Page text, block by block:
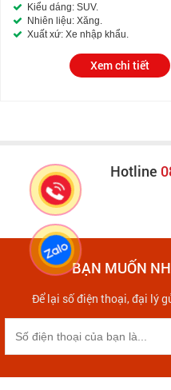
Kiểu dáng: SUV.
Nhiên liệu: Xăng.
Xuất xứ: Xe nhập khẩu.
Xem chi tiết
Hotline
BẠN MUỐN
Để lại số điện thoại, đại lý